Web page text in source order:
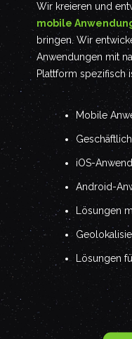
Wir kreieren und
mobile
bringen. Wir
Anwendungen mit
Plattform spezifisch
Mobile
iOS-
Android-
Lösungen
Lösungen